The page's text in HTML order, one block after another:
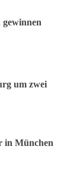
um zwei
in München